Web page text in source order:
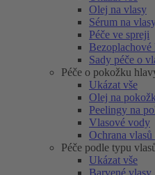
Olej na vlasy
Sérum na
Péče ve spreji
Sady péče o
Péče o pokožku
Ukázat vše
Olej na
Peelingy na
Vlasové vody
Ochrana vlasů
Péče podle typu
Ukázat vše
Barvené vlasy